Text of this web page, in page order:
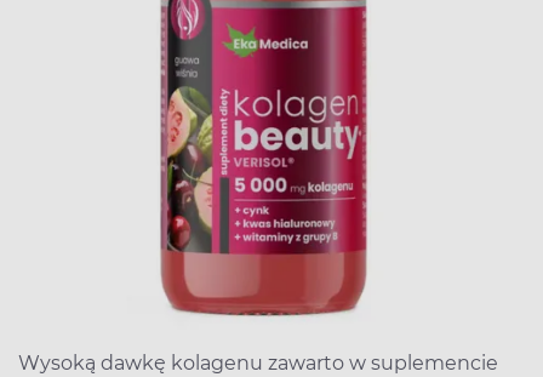
Wysoką dawkę kolagenu zawarto w suplemencie